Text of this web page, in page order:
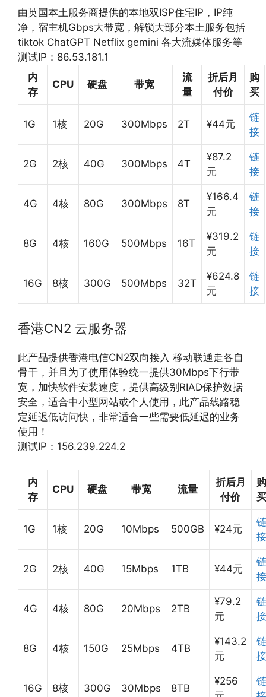
由英国本土服务商提供的本地双ISP住宅IP，IP纯
净，宿主机Gbps大带宽，解锁大部分本土服务包括
tiktok ChatGPT Netflix gemini 各大流媒体服务等
测试IP：86.53.181.1
内
存
CPU 硬盘 带宽
流
量
折后月
付价
购
买
1G 1核 20G 300Mbps 2T ¥44元
链
接
2G 2核 40G 300Mbps 4T
¥87.2
元
链
接
4G 4核 80G 300Mbps 8T
¥166.4
元
链
接
8G 4核 160G 500Mbps 16T
¥319.2
元
链
接
16G 8核 300G 500Mbps 32T
¥624.8
元
链
接
香港CN2 云服务器
此产品提供香港电信CN2双向接入 移动联通走各自
骨干，并且为了使用体验统一提供30Mbps下行带
宽，加快软件安装速度，提供高级别RIAD保护数据
安全，适合中小型网站或个人使用，此产品线路稳
定延迟低访问快，非常适合一些需要低延迟的业务
使用！
测试IP：156.239.224.2
内
存
CPU 硬盘 带宽 流量
折后月
付价
购
买
1G 1核 20G 10Mbps 500GB ¥24元
链
接
2G 2核 40G 15Mbps 1TB ¥44元
链
接
4G 4核 80G 20Mbps 2TB
¥79.2
元
链
接
8G 4核 150G 25Mbps 4TB
¥143.2
元
链
接
16G 8核 300G 30Mbps 8TB
¥256
链